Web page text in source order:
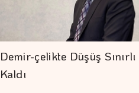
Demir-çelikte Düşüş Sınırlı
Kaldı